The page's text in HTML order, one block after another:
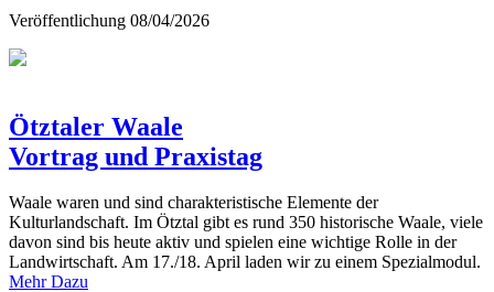
Veröffentlichung 08/04/2026
Ötztaler Waale
Vortrag und Praxistag
Waale waren und sind charakteristische Elemente der
Kulturlandschaft. Im Ötztal gibt es rund 350 historische Waale, viele
davon sind bis heute aktiv und spielen eine wichtige Rolle in der
Landwirtschaft. Am 17./18. April laden wir zu einem Spezialmodul.
Mehr Dazu